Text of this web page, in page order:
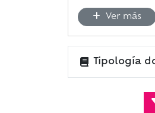
Ver más
Tipología